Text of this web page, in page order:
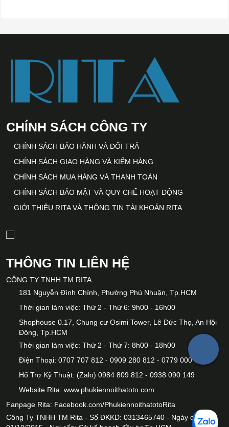
CHÍNH SÁCH CÔNG TY
CHÍNH SÁCH BẢO HÀNH VÀ ĐỔI TRẢ
CHÍNH SÁCH GIAO HÀNG VÀ KIỂM HÀNG
CHÍNH SÁCH MUA HÀNG VÀ THANH TOÁN
CHÍNH SÁCH BẢO MẬT VÀ QUY CHẾ HOẠT ĐỘNG
GIỚI THIỆU RITA VÀ THÔNG TIN TÀI KHOẢN RITA
THÔNG TIN LIÊN HỆ
CÔNG TY TNHH TM RITA
181 Nguyễn Đình Chính, Phường Phú Nhuận, Tp.HCM
Thời gian làm việc: Thứ 2 - Thứ 6: 9h00 - 16h00
Shophouse 0.17, Chung cư Osimi Tower, Lê Đức Thọ, An Hội
Đông, Tp.HCM
Thời gian làm việc: Thứ 2 - Thứ 7: 8h00 - 18h00
Điện Thoại: 0707 707 812 - 0909 280 812 - 0779 000 812
Hổ Trợ Kỹ Thuật: (Zalo) 0984 809 812 - 0938 090 149
Website Rita:www.phukiennoithatoto.com
Fanpage Rita: Facebook.com/PhukiennoithatotoRita
Công Ty TNHH TM Rita - Số ĐKKD: 0313465740 - Ngày cấp: